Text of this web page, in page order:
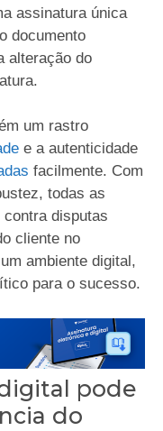
assinatura única
documento
alteração do
um rastro
e a autenticidade
facilmente. Com
todas as
disputas
cliente no
ambiente digital,
para o sucesso.
pode
do